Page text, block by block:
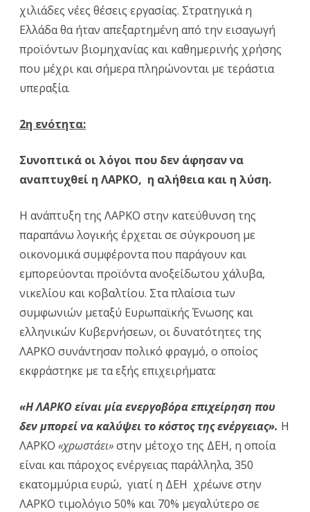
χιλιάδες νέες θέσεις εργασίας. Στρατηγικά η
Ελλάδα θα ήταν απεξαρτημένη από την εισαγωγή
προϊόντων βιομηχανίας και καθημερινής χρήσης
που μέχρι και σήμερα πληρώνονται με τεράστια
υπεραξία.
2η ενότητα:
Συνοπτικά οι λόγοι που δεν άφησαν να
αναπτυχθεί η ΛΑΡΚΟ, η αλήθεια και η λύση.
Η ανάπτυξη της ΛΑΡΚΟ στην κατεύθυνση της
παραπάνω λογικής έρχεται σε σύγκρουση με
οικονομικά συμφέροντα που παράγουν και
εμπορεύονται προϊόντα ανοξείδωτου χάλυβα,
νικελίου και κοβαλτίου. Στα πλαίσια των
συμφωνιών μεταξύ Ευρωπαϊκής Ένωσης και
ελληνικών Κυβερνήσεων, οι δυνατότητες της
ΛΑΡΚΟ συνάντησαν πολικό φραγμό, ο οποίος
εκφράστηκε με τα εξής επιχειρήματα:
«Η ΛΑΡΚΟ είναι μία ενεργοβόρα επιχείρηση που
δεν μπορεί να καλύψει το κόστος της ενέργειας». Η
ΛΑΡΚΟ «χρωστάει»στην μέτοχο της ΔΕΗ, η οποία
είναι και πάροχος ενέργειας παράλληλα, 350
εκατομμύρια ευρώ, γιατί η ΔΕΗ χρέωνε στην
ΛΑΡΚΟ τιμολόγιο 50% και 70% μεγαλύτερο σε